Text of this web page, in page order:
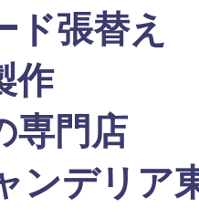
ド張替え
作
専門店
ンデリア